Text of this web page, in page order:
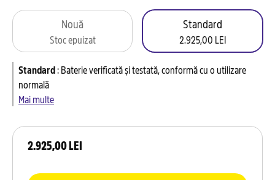
2.925,00 LEI
Nouă
Stoc epuizat
Standard
2.925,00 LEI
Standard:Baterie verificată și testată, conformă cu o utilizare
normală
Mai multe